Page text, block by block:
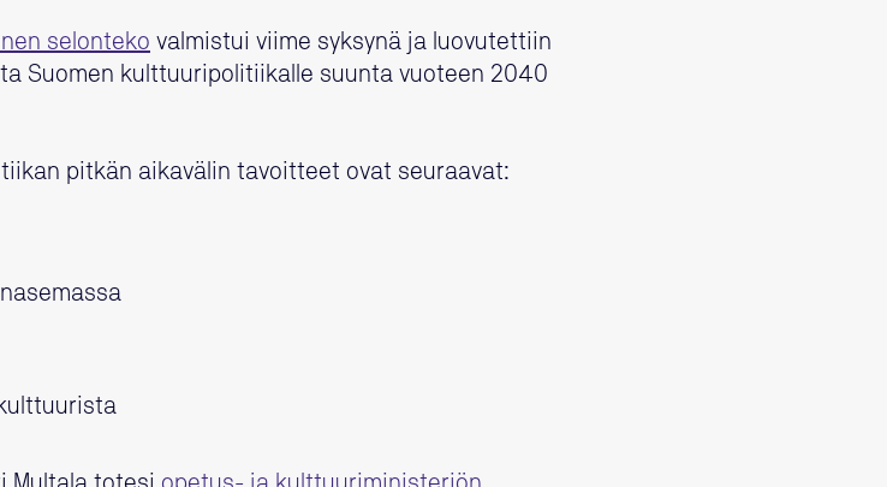
selonteko valmistui viime syksynä ja luovutettiin
Suomen kulttuuripolitiikalle suunta vuoteen 2040
pitkän aikavälin tavoitteet ovat seuraavat: